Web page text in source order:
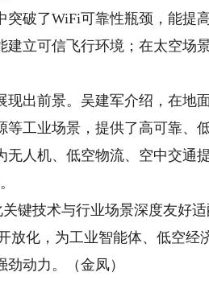
破了WiFi可靠性瓶颈，能提
立可信飞行环境；在太空场
出前景。吴建军介绍，在地
工业场景，提供了高可靠、
人机、低空物流、空中交通
技术与行业场景深度友好适
放化，为工业智能体、低空经
动力。（金凤）